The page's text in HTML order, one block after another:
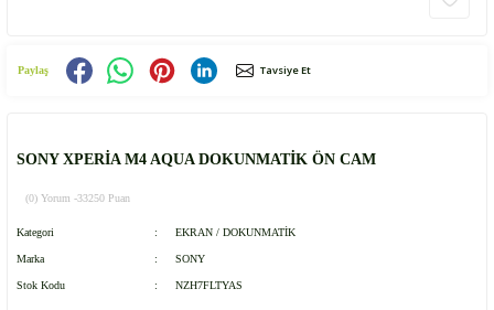
Paylaş Tavsiye Et
SONY XPERİA M4 AQUA DOKUNMATİK ÖN CAM
(0) Yorum -33250 Puan
Kategori EKRAN / DOKUNMATİK
Marka SONY
Stok Kodu NZH7FLTYAS